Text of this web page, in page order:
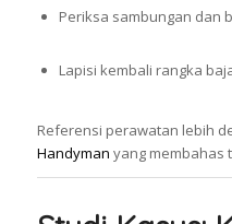
Periksa sambungan dan
Lapisi kembali rangka
Referensi perawatan lebih
Handyman yang membahas